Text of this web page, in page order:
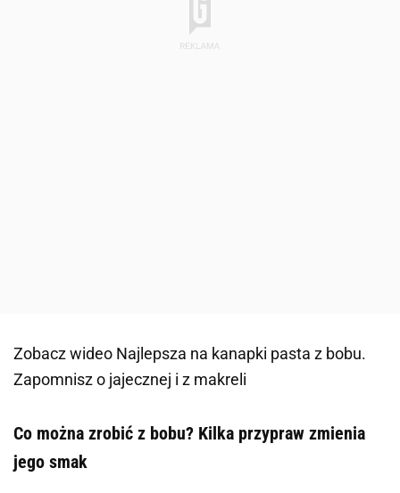
Zobacz wideo Najlepsza na kanapki pasta z bobu.
Zapomnisz o jajecznej i z makreli
Co można zrobić z bobu? Kilka przypraw zmienia
jego smak